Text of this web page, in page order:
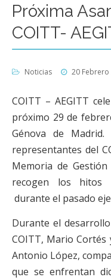
Próxima
COITT-
Noticias 20 Febrero
COITT – AEGITT
próximo 29 de
Génova de
representantes del
Memoria de
recogen los hitos
durante el pasado
Durante el
COITT, Mario Cortés
Antonio López,
que se enfrentan